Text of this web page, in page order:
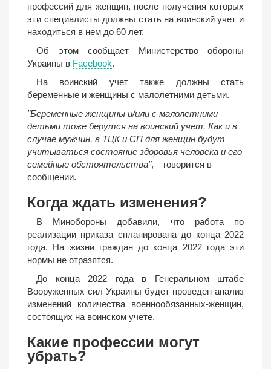
профессий для женщин, после получения которых
эти специалисты должны стать на воинский учет и
находиться в нем до 60 лет.
Об этом сообщает Министерство обороны
Украины в Facebook.
На воинский учет также должны стать
беременные и женщины с малолетними детьми.
"Беременные женщины и/или с малолетними
детьми тоже берутся на воинский учет. Как и в
случае мужчин, в ТЦК и СП для женщин будут
учитываться состояние здоровья человека и его
семейные обстоятельства", – говорится в
сообщении.
Когда ждать изменения?
В Минобороны добавили, что работа по
реализации приказа спланирована до конца 2022
года. На жизни граждан до конца 2022 года эти
нормы не отразятся.
До конца 2022 года в Генеральном штабе
Вооруженных сил Украины будет проведен анализ
изменений количества военнообязанных-женщин,
состоящих на воинском учете.
Какие профессии могут
убрать?